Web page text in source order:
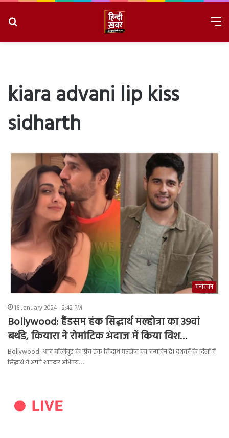
kiara advani lip kiss
sidharth
मनोरंजन
16 January 2024 - 2:42 PM
Bollywood: हैंडसम हंक सिद्धार्थ मल्होत्रा का 39वां
बर्थडे, कियारा ने रोमांटिक अंदाज में किया विश…
Bollywood: आज बॉलीवुड के प्रिय हंक सिद्धार्थ मल्होत्रा का जन्मदिन है। दर्शकों के दिलों में
सिद्धार्थ ने अपने शानदार अभिनय…